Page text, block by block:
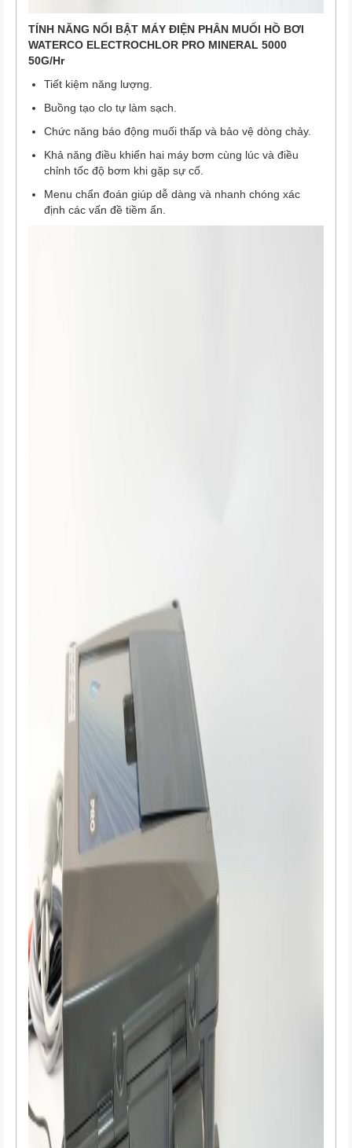
TÍNH NĂNG NỔI BẬT MÁY ĐIỆN PHÂN MUỐI HỒ BƠI
WATERCO ELECTROCHLOR PRO MINERAL 5000
50G/Hr
Tiết kiệm năng lượng.
Buồng tạo clo tự làm sạch.
Chức năng báo động muối thấp và bảo vệ dòng chảy.
Khả năng điều khiển hai máy bơm cùng lúc và điều
chỉnh tốc độ bơm khi gặp sự cố.
Menu chẩn đoán giúp dễ dàng và nhanh chóng xác
định các vấn đề tiềm ẩn.